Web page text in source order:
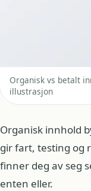
Organisk vs betalt
illustrasjon
Organisk innhold
gir fart, testing og
finner deg av seg
enten eller.